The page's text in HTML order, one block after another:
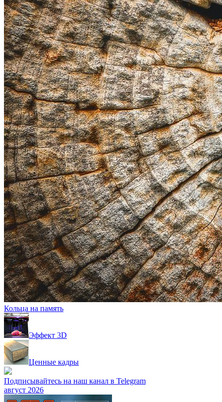
Кольца на память
Эффект 3D
Ценные кадры
Подписывайтесь на наш канал в Telegram
август 2026